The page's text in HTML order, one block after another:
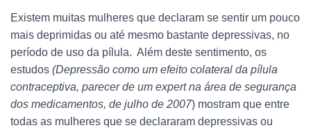
Existem muitas mulheres que declaram se sentir um pouco
mais deprimidas ou até mesmo bastante depressivas, no
período de uso da pílula. Além deste sentimento, os
estudos (Depressão como um efeito colateral da pílula
contraceptiva, parecer de um expert na área de segurança
dos medicamentos, de julho de 2007) mostram que entre
todas as mulheres que se declararam depressivas ou